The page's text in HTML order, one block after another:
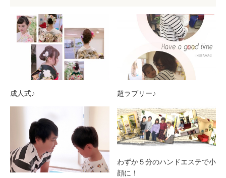
成人式♪ 超ラブリー♪
わずか５分のハンドエステで小
顔に！